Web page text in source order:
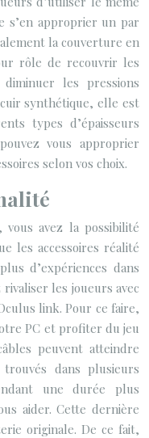
s’en approprier un par
la couverture en
rôle de recouvrir les
les pressions
synthétique, elle est
types d’épaisseurs
vous approprier
selon vos choix.
vous avez la possibilité
les accessoires réalité
d’expériences dans
rivaliser les joueurs avec
link. Pour ce faire,
PC et profiter du jeu
peuvent atteindre
dans plusieurs
une durée plus
aider. Cette dernière
originale. De ce fait,